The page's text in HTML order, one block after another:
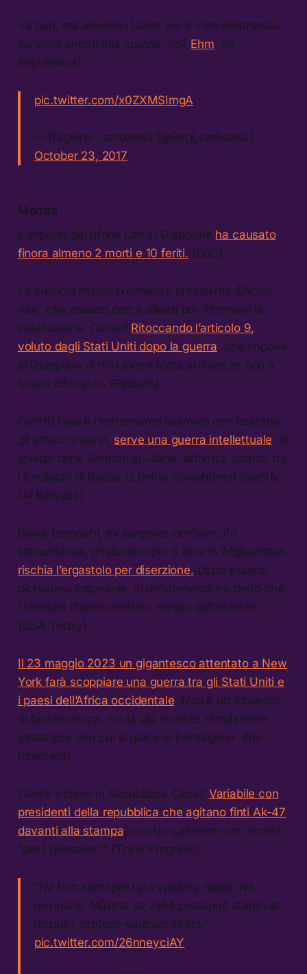
Va beh, ma almeno i tablet per il voto elettronico
saranno andati alla grande, no? Ehm. (la
Repubblica)
pic.twitter.com/x0ZXMSImgA
— Regione Lombardia (@RegLombardia)
October 23, 2017
Mondo
L’impatto del tifone Lan in Giappone ha causato
finora almeno 2 morti e 10 feriti. (BBC)
Le elezioni hanno premiato il presidente Shinzo
Abe, che adesso cerca alleati per riformare la
costituzione. Come? Ritoccando l’articolo 9,
voluto dagli Stati Uniti dopo la guerra, che impone
al Giappone di non avere forze armate se non a
scopo difensivo. (Reuters)
Contro l’Isis e l’estremismo islamico non bastano
gli attacchi aerei, serve una guerra intellettuale: lo
spiega bene Sarmad al Jilane, attivista siriano, tra
i fondatori di Raqqa is Being Slaughtered Silently.
(Al Bawaba)
Bowe Bergdahl, ex sergente dell’esercito
statunitense, prigioniero per 5 anni in Afghanistan,
rischia l’ergastolo per diserzione. Dopo essersi
dichiarato colpevole, in un’intervista ha detto che
i talebani l’hanno trattato meglio dell’esercito.
(USA Today)
Il 23 maggio 2023 un gigantesco attentato a New
York farà scoppiare una guerra tra gli Stati Uniti e
i paesi dell’Africa occidentale. Non è un romanzo
di fantascienza, ma la più recente simulazione
strategica con cui si gioca al Pentagono. (the
Intercept)
Com’è il clima in Repubblica Ceca? Variabile con
presidenti della repubblica che agitano finti Ak-47
davanti alla stampa, con un cartellino con scritto
“per i giornalisti.” (Think Progress)
“Na tom samopalu je vypálený nápis ´Na
novináře’. Můžete se začít postupně stahovat
dozadu, protože neumím střílet.”
pic.twitter.com/26nneyciAY